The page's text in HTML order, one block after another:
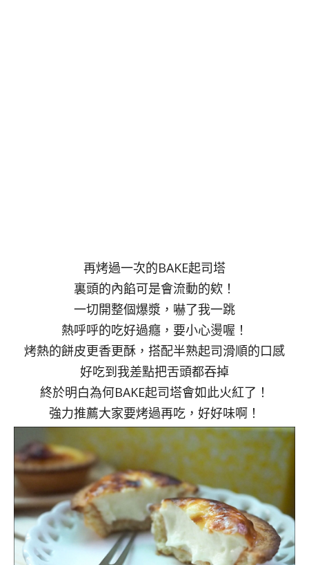
再烤過一次的BAKE起司塔
裏頭的內餡可是會流動的欸！
一切開整個爆漿，嚇了我一跳
熱呼呼的吃好過癮，要小心燙喔！
烤熱的餅皮更香更酥，搭配半熟起司滑順的口感
好吃到我差點把舌頭都吞掉
終於明白為何BAKE起司塔會如此火紅了！
強力推薦大家要烤過再吃，好好味啊！